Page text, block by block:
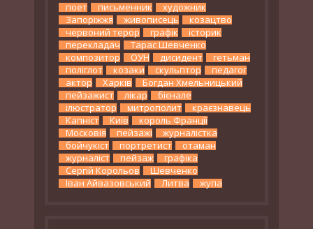
поет письменник
художник
Запоріжжя
живописець
козацтво
червоний терор
графік
історик
перекладач
Тарас Шевченко
композитор
ОУН дисидент
гетьман
поліглот
козаки скульптор
педагог
актор
Харків
Богдан Хмельницький
пейзажист
лікар
бієнале
ілюстратор
митрополит
краєзнавець
Капніст
Київ
король Франції
Московія
пейзажі
журналістка
бойчукіст
портретист
отаман
журналіст
пейзаж
графіка
Сергій Корольов
Шевченко
Іван Айвазовський
Литва жупа